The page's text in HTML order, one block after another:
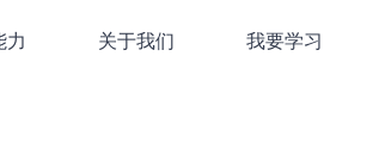
力 关于我们 我要学习